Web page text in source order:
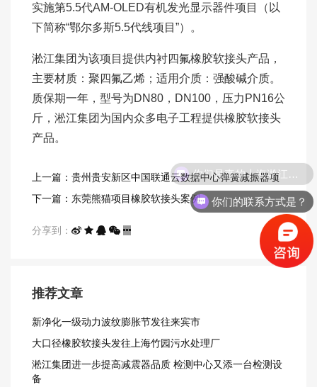
实施第5.5代AM-OLED有机发光显示器件项目（以
下简称“鄂尔多斯5.5代线项目”）。
淞江集团为该项目提供内衬四氟橡胶软接头产品，
主要材质：聚四氟乙烯；适用介质：强酸碱介质。
质保期一年，型号为DN80，DN100，压力PN16公
斤，淞江集团为国内众多电子工程提供橡胶软接头
产品。
上一篇：贵州贵安新区中国联通云数据中心弹簧减振器项
目案例
下一篇：东莞熊猫项目橡胶软接头案例
分享到：
推荐文章
新净化一级动力波纹膨胀节发往来宾市
大口径橡胶软接头发往上海竹园污水处理厂
淞江集团进一步提高减震器品质 检测中心又添一台检测设
备
你们的联系方式是？